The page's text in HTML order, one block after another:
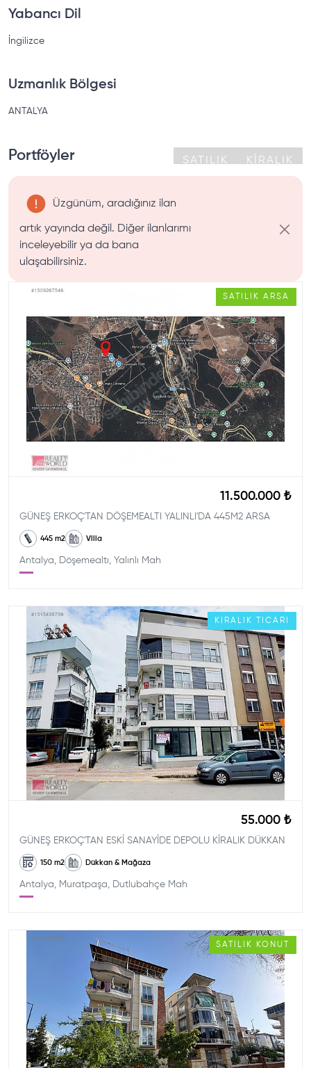
Yabancı Dil
İngilizce
Uzmanlık Bölgesi
ANTALYA
Portföyler SATILIK KİRALIK
Üzgünüm, aradığınız ilan
artık yayında değil. Diğer ilanlarımı
inceleyebilir ya da bana
ulaşabilirsiniz.
SATILIK ARSA
11.500.000 ₺
GÜNEŞ ERKOÇ'TAN DÖŞEMEALTI YALINLI'DA 445M2 ARSA
445 m2 Villa
Antalya, Döşemealtı, Yalınlı Mah
KIRALIK TICARI
55.000 ₺
GÜNEŞ ERKOÇ'TAN ESKİ SANAYİDE DEPOLU KİRALIK DÜKKAN
150 m2 Dükkan & Mağaza
Antalya, Muratpaşa, Dutlubahçe Mah
SATILIK KONUT